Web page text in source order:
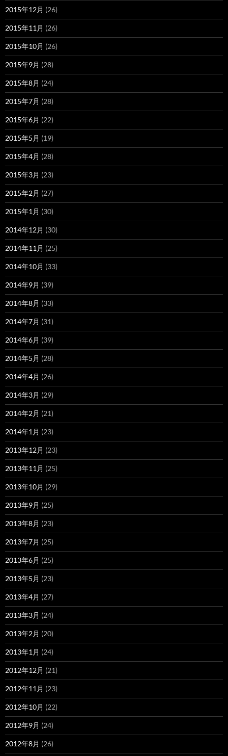
2015年12月 (26)
2015年11月 (26)
2015年10月 (26)
2015年9月 (28)
2015年8月 (24)
2015年7月 (28)
2015年6月 (22)
2015年5月 (19)
2015年4月 (28)
2015年3月 (23)
2015年2月 (27)
2015年1月 (30)
2014年12月 (30)
2014年11月 (25)
2014年10月 (33)
2014年9月 (39)
2014年8月 (33)
2014年7月 (31)
2014年6月 (39)
2014年5月 (28)
2014年4月 (26)
2014年3月 (29)
2014年2月 (21)
2014年1月 (23)
2013年12月 (23)
2013年11月 (25)
2013年10月 (29)
2013年9月 (25)
2013年8月 (23)
2013年7月 (25)
2013年6月 (25)
2013年5月 (23)
2013年4月 (27)
2013年3月 (24)
2013年2月 (20)
2013年1月 (24)
2012年12月 (21)
2012年11月 (23)
2012年10月 (22)
2012年9月 (24)
2012年8月 (26)